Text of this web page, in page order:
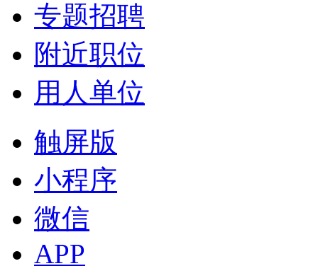
专题招聘
附近职位
用人单位
触屏版
小程序
微信
APP